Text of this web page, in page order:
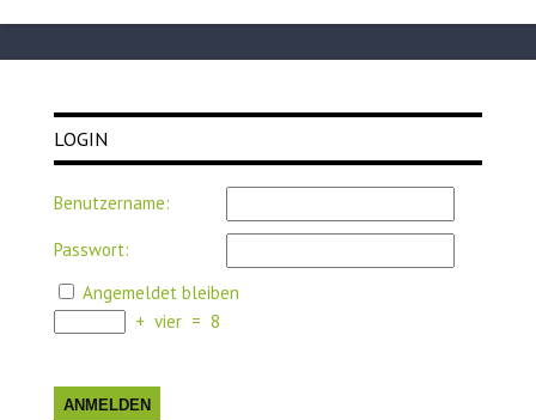
LOGIN
Benutzername:
Passwort:
Angemeldet bleiben
+ vier = 8
ANMELDEN